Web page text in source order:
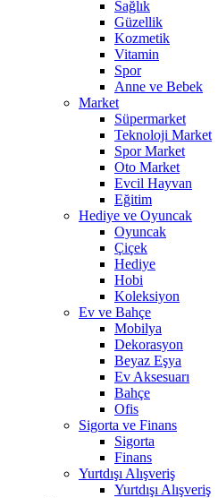
Sağlık
Güzellik
Kozmetik
Vitamin
Spor
Anne ve Bebek
Market
Süpermarket
Teknoloji Market
Spor Market
Oto Market
Evcil Hayvan
Eğitim
Hediye ve Oyuncak
Oyuncak
Çiçek
Hediye
Hobi
Koleksiyon
Ev ve Bahçe
Mobilya
Dekorasyon
Beyaz Eşya
Ev Aksesuarı
Bahçe
Ofis
Sigorta ve Finans
Sigorta
Finans
Yurtdışı Alışveriş
Yurtdışı Alışveriş